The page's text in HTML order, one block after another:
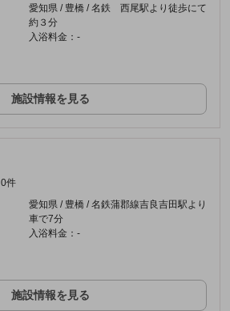
愛知県 / 豊橋 / 名鉄 西尾駅より徒歩にて
約３分
入浴料金：-
施設情報を見る
0件
愛知県 / 豊橋 / 名鉄蒲郡線吉良吉田駅より
車で7分
入浴料金：-
施設情報を見る